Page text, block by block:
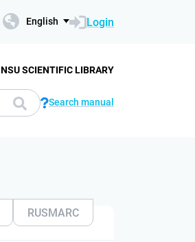
English Login
NSU SCIENTIFIC LIBRARY
Search manual
RUSMARC